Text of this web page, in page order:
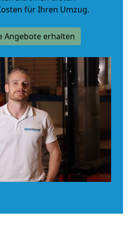
für Ihren Umzug.
Angebote erhalten